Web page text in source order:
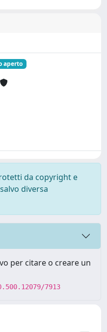
aperto
da copyright e
diversa
per citare o creare un
7913